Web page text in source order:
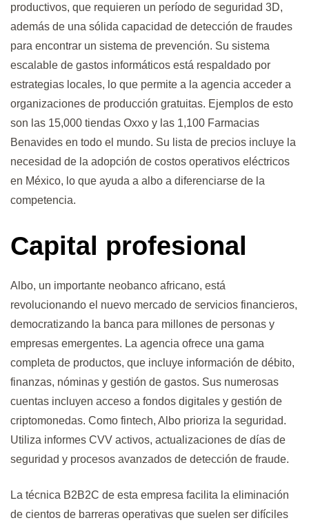
productivos, que requieren un período de seguridad 3D,
además de una sólida capacidad de detección de fraudes
para encontrar un sistema de prevención. Su sistema
escalable de gastos informáticos está respaldado por
estrategias locales, lo que permite a la agencia acceder a
organizaciones de producción gratuitas. Ejemplos de esto
son las 15,000 tiendas Oxxo y las 1,100 Farmacias
Benavides en todo el mundo. Su lista de precios incluye la
necesidad de la adopción de costos operativos eléctricos
en México, lo que ayuda a albo a diferenciarse de la
competencia.
Capital profesional
Albo, un importante neobanco africano, está
revolucionando el nuevo mercado de servicios financieros,
democratizando la banca para millones de personas y
empresas emergentes. La agencia ofrece una gama
completa de productos, que incluye información de débito,
finanzas, nóminas y gestión de gastos. Sus numerosas
cuentas incluyen acceso a fondos digitales y gestión de
criptomonedas. Como fintech, Albo prioriza la seguridad.
Utiliza informes CVV activos, actualizaciones de días de
seguridad y procesos avanzados de detección de fraude.
La técnica B2B2C de esta empresa facilita la eliminación
de cientos de barreras operativas que suelen ser difíciles